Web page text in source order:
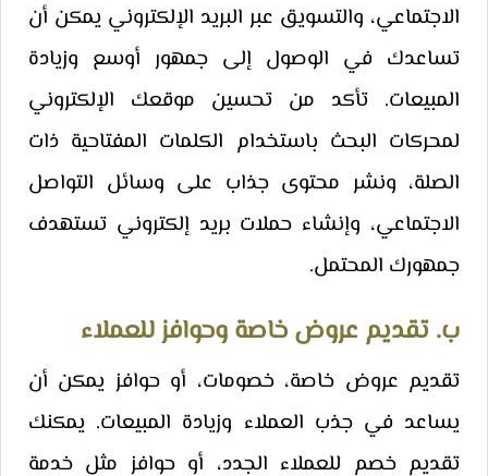
الاجتماعي، والتسويق عبر البريد الإلكتروني يمكن أن
تساعدك في الوصول إلى جمهور أوسع وزيادة
المبيعات. تأكد من تحسين موقعك الإلكتروني
لمحركات البحث باستخدام الكلمات المفتاحية ذات
الصلة، ونشر محتوى جذاب على وسائل التواصل
الاجتماعي، وإنشاء حملات بريد إلكتروني تستهدف
جمهورك المحتمل.
ب. تقديم عروض خاصة وحوافز للعملاء
تقديم عروض خاصة، خصومات، أو حوافز يمكن أن
يساعد في جذب العملاء وزيادة المبيعات. يمكنك
تقديم خصم للعملاء الجدد، أو حوافز مثل خدمة